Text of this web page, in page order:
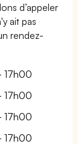
d’appeler
ait pas
rendez-
17h00
17h00
17h00
17h00